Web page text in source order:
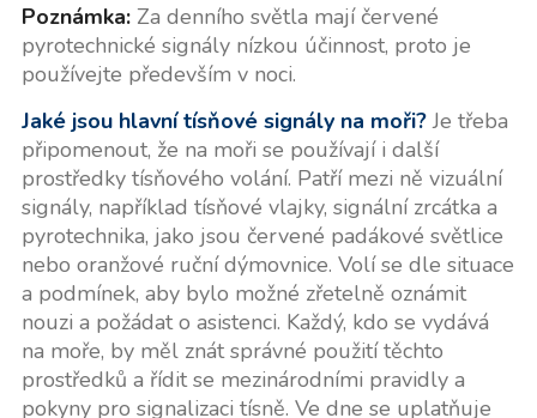
Poznámka:Za denního světla mají červené
pyrotechnické signály nízkou účinnost, proto je
používejte především v noci.
Jaké jsou hlavní tísňové signály na moři?Je třeba
připomenout, že na moři se používají i další
prostředky tísňového volání. Patří mezi ně vizuální
signály, například tísňové vlajky, signální zrcátka a
pyrotechnika, jako jsou červené padákové světlice
nebo oranžové ruční dýmovnice. Volí se dle situace
a podmínek, aby bylo možné zřetelně oznámit
nouzi a požádat o asistenci. Každý, kdo se vydává
na moře, by měl znát správné použití těchto
prostředků a řídit se mezinárodními pravidly a
pokyny pro signalizaci tísně. Ve dne se uplatňuje